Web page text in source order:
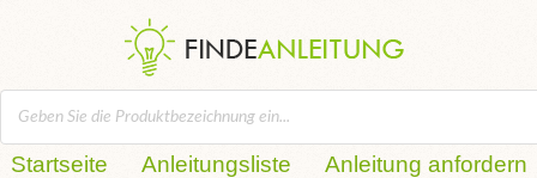
Startseite Anleitungsliste
Anleitung anfordern